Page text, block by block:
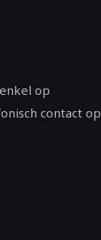
op
contact op